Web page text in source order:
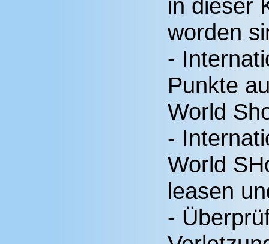
in dieser
worden
-
Punkte
World
-
World
leasen
-